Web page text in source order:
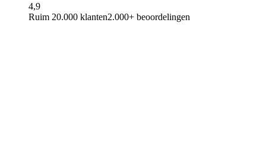
4,9
Ruim 20.000 klanten2.000+ beoordelingen